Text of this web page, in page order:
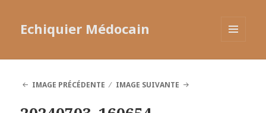
Echiquier Médocain
IMAGE PRÉCÉDENTE
IMAGE SUIVANTE